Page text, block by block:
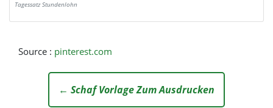
Tagessatz Stundenlohn
Source : pinterest.com
← Schaf Vorlage Zum Ausdrucken